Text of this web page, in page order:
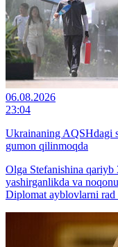
06.08.2026
23:04
Ukrainaning AQSHdagi
gumon qilinmoqda
Olga Stefanishina
yashirganlikda va
Diplomat ayblovlarni rad